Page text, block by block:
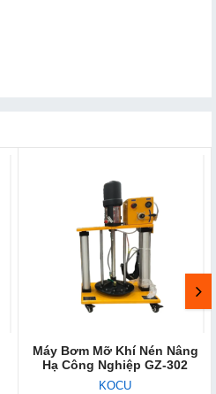
Máy Bơm Mỡ Khí Nén Nâng
Hạ Công Nghiệp GZ-302
KOCU